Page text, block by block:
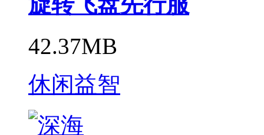
42.37MB
休闲益智